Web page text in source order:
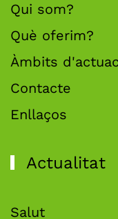
Qui som?
Què oferim?
Àmbits
Contacte
Enllaços
Actualitat
Salut